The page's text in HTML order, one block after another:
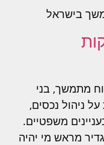
מתמשך, בני
ניהול נכסים,
משפטיים.
מראש מי יהיה